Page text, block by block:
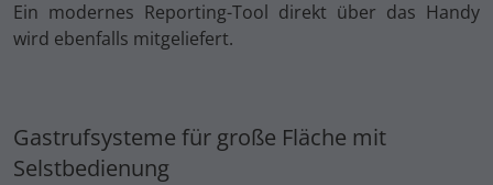
Ein modernes Reporting-Tool direkt über das Handy
wird ebenfalls mitgeliefert.
Gastrufsysteme für große Fläche mit
Selstbedienung